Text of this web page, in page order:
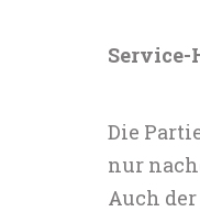
Die
nur
Auch